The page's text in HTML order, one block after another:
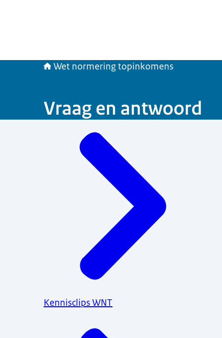
Wet normering topinkomens
Vraag en antwoord
Kennisclips WNT